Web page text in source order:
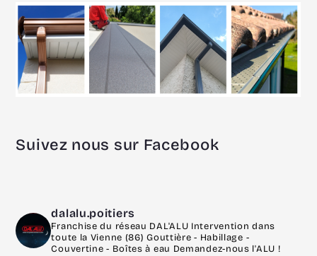
Suivez nous sur Facebook
dalalu.poitiers
Franchise du réseau DAL'ALU Intervention dans
toute la Vienne (86)Gouttière - Habillage -
Couvertine - Boîtes à eau Demandez-nous l'ALU !